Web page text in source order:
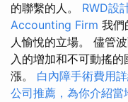
的聯繫的人。 RWD設
Accounting Firm 我們
人愉悅的立場。 儘管
入的增加和不可動搖
漲。 白內障手術費用
公司推薦，為你介紹當